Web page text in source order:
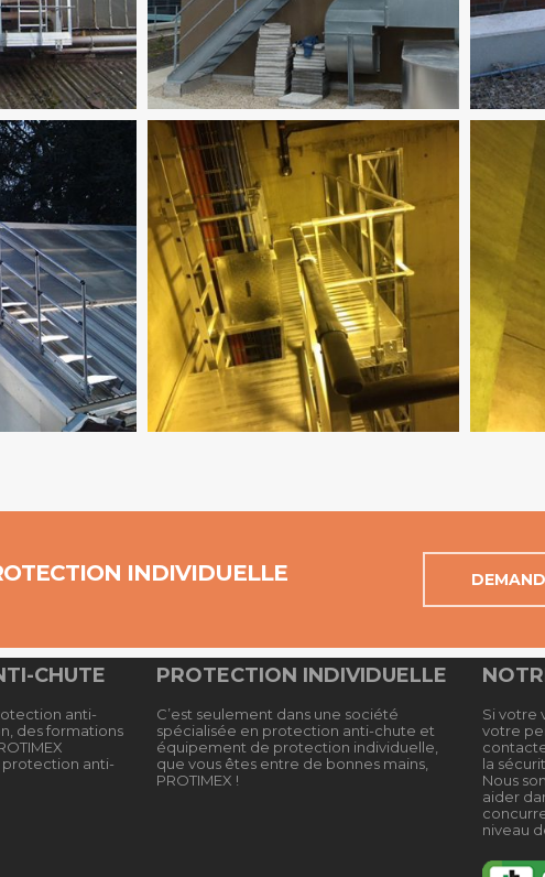
TOEGANG
ACCES
INDIVIDUELLE
CHUTE
anti-
des formations
protection anti-
PROTECTION INDIVIDUELLE
C’est seulement dans une société
spécialisée en protection anti-chute et
équipement de protection individuelle,
que vous êtes entre de bonnes mains,
PROTIMEX !
Si votre
votre
la
Nous
aider
niveau